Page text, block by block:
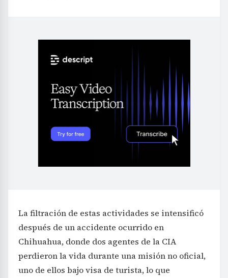
La filtración de estas actividades se intensificó
después de un accidente ocurrido en
Chihuahua, donde dos agentes de la CIA
perdieron la vida durante una misión no oficial,
uno de ellos bajo visa de turista, lo que